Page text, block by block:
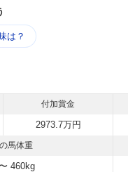
は？
付加賞金
2973.7万円
馬体重
460kg